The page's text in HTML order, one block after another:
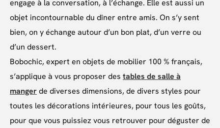
engage à la conversation, à l’échange. Elle est aussi un
objet incontournable du dîner entre amis. On s’y sent
bien, on y échange autour d’un bon plat, d’un verre ou
d’un dessert.
Bobochic, expert en objets de mobilier 100 % français,
s’applique à vous proposer des tables de salle à
mangerde diverses dimensions, de divers styles pour
toutes les décorations intérieures, pour tous les goûts,
pour que vous puissiez vous retrouver pour déguster de